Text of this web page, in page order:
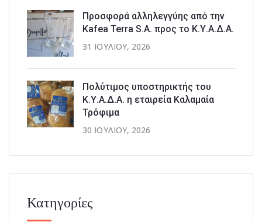
Προσφορά αλληλεγγύης από την
Kafea Terra S.A. προς το Κ.Υ.Α.Δ.Α.
31 ΙΟΥΛΊΟΥ, 2026
Πολύτιμος υποστηρικτής του
Κ.Υ.Α.Δ.Α. η εταιρεία Καλαμαία
Τρόφιμα
30 ΙΟΥΛΊΟΥ, 2026
Κατηγορίες